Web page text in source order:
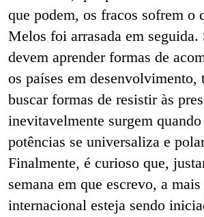
que podem, os fracos sofrem o
Melos foi arrasada em seguida.
devem aprender formas de
os países em desenvolvimento,
buscar formas de resistir às
inevitavelmente surgem
potências se universaliza e
Finalmente, é curioso que,
semana em que escrevo, a
internacional esteja sendo